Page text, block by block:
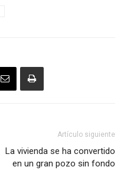
Artículo siguiente
La vivienda se ha convertido
en un gran pozo sin fondo